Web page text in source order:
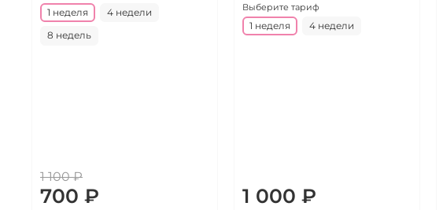
1 неделя
4 недели
8 недель
1 100 ₽
700 ₽
Выберите тариф
1 неделя 4 недели
1 000 ₽